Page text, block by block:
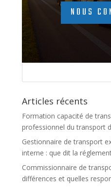
NOUS
Articles récents
Formation capacité de
professionnel du transport
Gestionnaire de transport
interne : que dit la
Commissionnaire de
différences et quelles